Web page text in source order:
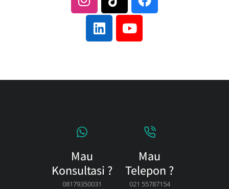
Mau
Konsultasi ?
08179350031
Mau
Telepon ?
021 55787154